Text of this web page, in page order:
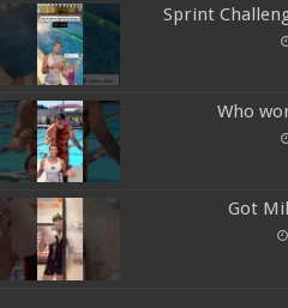
Sprint
Who
Got